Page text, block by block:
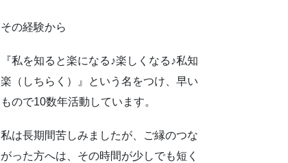
その経験から
『私を知ると楽になる♪楽しくなる♪私知
楽（しちらく）』という名をつけ、早い
もので10数年活動しています。
私は長期間苦しみましたが、ご縁のつな
がった方へは、その時間が少しでも短く